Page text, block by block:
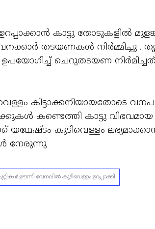
കാട്ടു തോടുകളില്‍
തടയണകള്‍ നിര്‍മ്മിച്ചു .
ചെറുതടയണ
കിട്ടാക്കനിയായതോടെ
കണ്ടെത്തി കാട്ടു
കുടിവെള്ളം ലഭ്യമാക്കാന്‍
നേരുന്നു
ഊന്നി വേനലില്‍ കുടിവെള്ളം ഉറപ്പാക്കി